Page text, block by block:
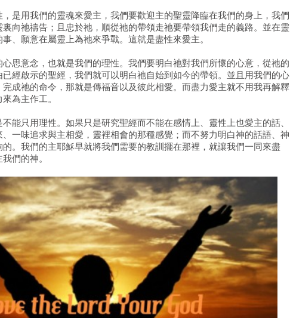
是用我們的靈魂來愛主，我們要歡迎主的聖靈降臨在我們的身上，我們
向祂禱告；且忠於祂，順從祂的帶領走祂要帶領我們走的義路。並在靈
、願意在屬靈上為祂來爭戰。這就是盡性來愛主。
思意念，也就是我們的理性。我們要明白祂對我們所懷的心意，從祂的
經啟示的聖經，我們就可以明白祂自始到如今的帶領。並且用我們的心
成祂的命令，那就是傳福音以及彼此相愛。而盡力愛主就不用我再解釋
為主作工。
能只用理性。如果只是研究聖經而不能在感情上、靈性上也愛主的話、
一味追求與主相愛，靈裡相會的那種感覺；而不努力明白神的話語、神
。我們的主耶穌早就將我們需要的教訓擺在那裡，就讓我們一同來盡
們的神。